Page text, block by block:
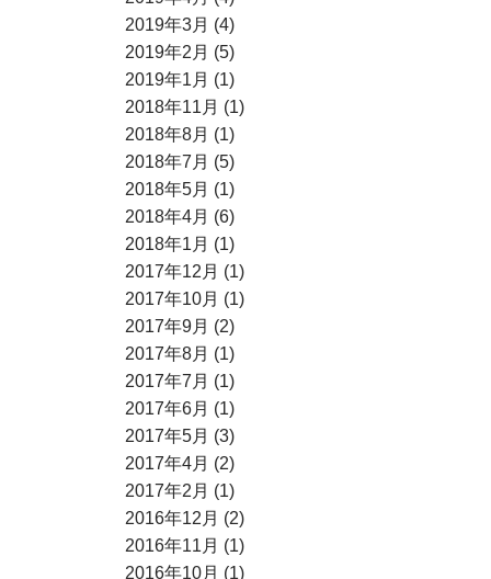
2019年3月 (4)
2019年2月 (5)
2019年1月 (1)
2018年11月 (1)
2018年8月 (1)
2018年7月 (5)
2018年5月 (1)
2018年4月 (6)
2018年1月 (1)
2017年12月 (1)
2017年10月 (1)
2017年9月 (2)
2017年8月 (1)
2017年7月 (1)
2017年6月 (1)
2017年5月 (3)
2017年4月 (2)
2017年2月 (1)
2016年12月 (2)
2016年11月 (1)
2016年10月 (1)